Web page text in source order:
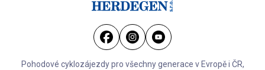
Pohodové cyklozájezdy pro všechny generace v Evropě i ČR,